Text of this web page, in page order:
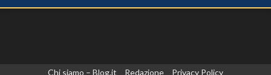
Chi siamo – Blog.it Redazione Privacy Policy